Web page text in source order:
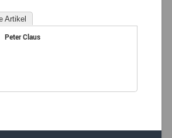
Artikel
Peter Claus